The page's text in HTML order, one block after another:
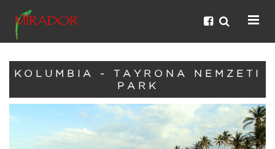
KOLUMBIA - TAYRONA NEMZETI
PARK